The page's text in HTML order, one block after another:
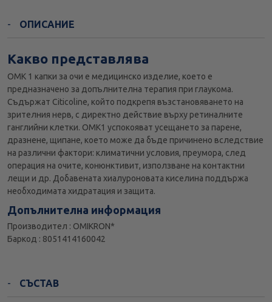
ОПИСАНИЕ
Какво представлява
ОМК 1 капки за очи е медицинско изделие, което е
предназначено за допълнителна терапия при глаукома.
Съдържат Citicoline, който подкрепя възстановяването на
зрителния нерв, с директно действие върху ретиналните
ганглийни клетки. OMK1 успокояват усещането за парене,
дразнене, щипане, което може да бъде причинено вследствие
на различни фактори: климатични условия, преумора, след
операция на очите, конюнктивит, използване на контактни
лещи и др. Добавената хиалуроновата киселина поддържа
необходимата хидратация и защита.
Допълнителна информация
Производител : OMIKRON*
Баркод : 8051414160042
СЪСТАВ